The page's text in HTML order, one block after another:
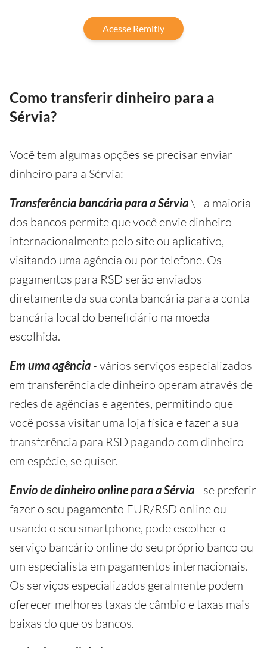
Acesse Remitly
Como transferir dinheiro para a
Sérvia?
Você tem algumas opções se precisar enviar
dinheiro para a Sérvia:
Transferência bancária para a Sérvia\ - a maioria
dos bancos permite que você envie dinheiro
internacionalmente pelo site ou aplicativo,
visitando uma agência ou por telefone. Os
pagamentos para RSD serão enviados
diretamente da sua conta bancária para a conta
bancária local do beneficiário na moeda
escolhida.
Em uma agência - vários serviços especializados
em transferência de dinheiro operam através de
redes de agências e agentes, permitindo que
você possa visitar uma loja física e fazer a sua
transferência para RSD pagando com dinheiro
em espécie, se quiser.
Envio de dinheiro online para a Sérvia - se preferir
fazer o seu pagamento EUR/RSD online ou
usando o seu smartphone, pode escolher o
serviço bancário online do seu próprio banco ou
um especialista em pagamentos internacionais.
Os serviços especializados geralmente podem
oferecer melhores taxas de câmbio e taxas mais
baixas do que os bancos.